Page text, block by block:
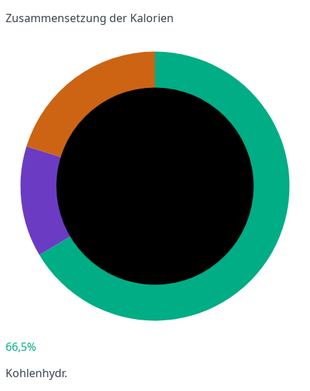
Zusammensetzung der Kalorien
66,5%
Kohlenhydr.